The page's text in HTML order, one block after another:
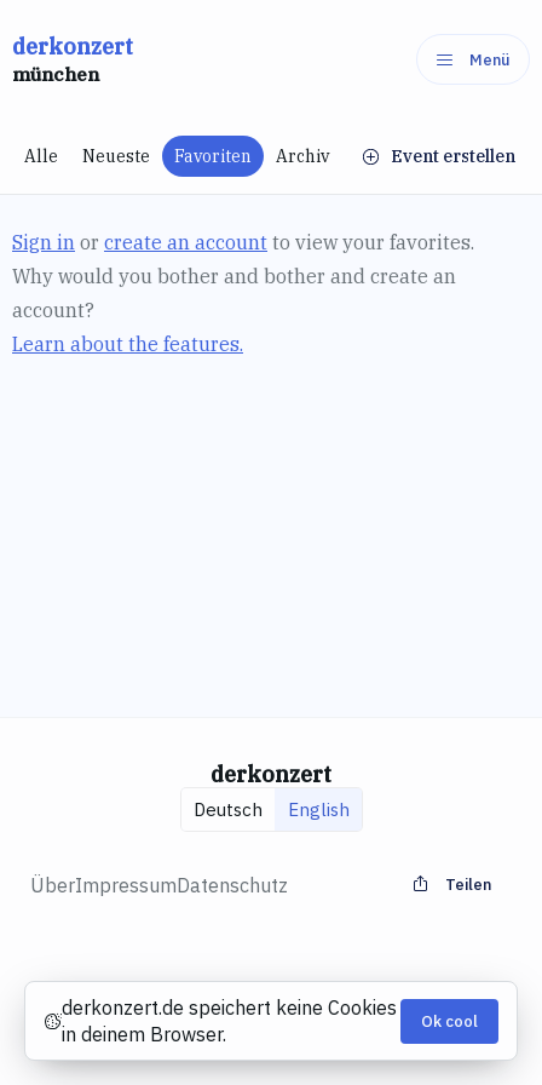
Inhalt
springen
derkonzert
münchen
Menü
Alle Neueste Favoriten Archiv Event erstellen
Sign in or create an account to view your favorites.
Why would you bother and bother and create an
account?
Learn about the features.
derkonzert
Deutsch English
ÜberImpressumDatenschutz Teilen
Cookies
derkonzert.de speichert keine Cookies
in deinem Browser.
Ok cool